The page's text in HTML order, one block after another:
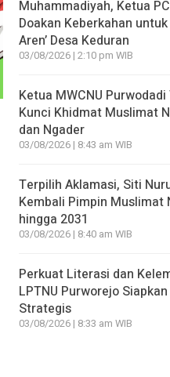
Muhammadiyah, Ketua
Doakan Keberkahan untuk
Aren’ Desa Keduran
03/08/2026 | 2:10 pm WIB
Ketua MWCNU
Kunci Khidmat Muslimat
dan Ngader
03/08/2026 | 8:43 am WIB
Terpilih Aklamasi, Siti
Kembali Pimpin Muslimat
hingga 2031
03/08/2026 | 8:40 am WIB
Perkuat Literasi dan
LPTNU Purworejo
Strategis
03/08/2026 | 8:33 am WIB